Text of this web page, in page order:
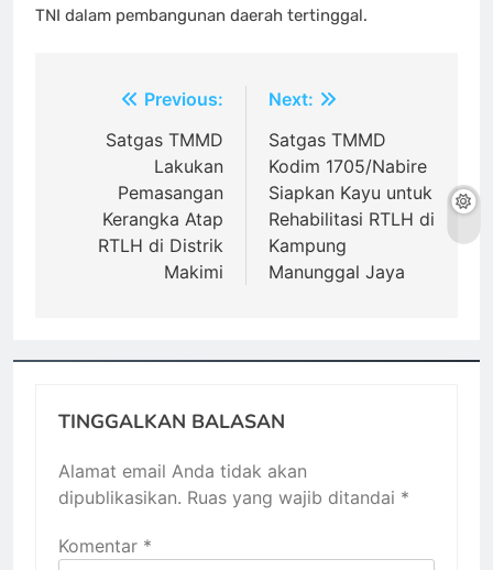
TNI dalam pembangunan daerah tertinggal.
NavigasiPrevious:
Satgas TMMD
Lakukan
Pemasangan
Kerangka Atap
RTLH di Distrik
Makimi
Next:
Satgas TMMD
Kodim 1705/Nabire
Siapkan Kayu untuk
Rehabilitasi RTLH di
Kampung
Manunggal Jaya
TINGGALKAN BALASAN
Alamat email Anda tidak akan
dipublikasikan. Ruas yang wajib ditandai *
Komentar *